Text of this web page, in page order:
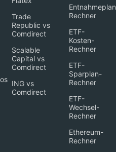
Trade
Republic vs
Comdirect
Scalable
Capital vs
Comdirect
ING vs
Comdirect
Rechner
ETF-
Kosten-
Rechner
ETF-
Sparplan-
Rechner
ETF-
Wechsel-
Rechner
Ethereum-
Rechner